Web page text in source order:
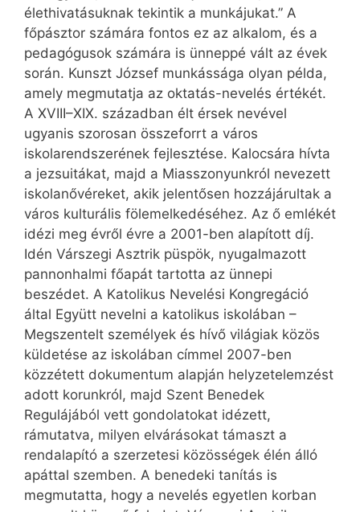
élethivatásuknak tekintik a munkájukat.” A
főpásztor számára fontos ez az alkalom, és a
pedagógusok számára is ünneppé vált az évek
során. Kunszt József munkássága olyan példa,
amely megmutatja az oktatás-nevelés értékét.
A XVIII–XIX. században élt érsek nevével
ugyanis szorosan összeforrt a város
iskolarendszerének fejlesztése. Kalocsára hívta
a jezsuitákat, majd a Miasszonyunkról nevezett
iskolanővéreket, akik jelentősen hozzájárultak a
város kulturális fölemelkedéséhez. Az ő emlékét
idézi meg évről évre a 2001-ben alapított díj.
Idén Várszegi Asztrik püspök, nyugalmazott
pannonhalmi főapát tartotta az ünnepi
beszédet. A Katolikus Nevelési Kongregáció
által Együtt nevelni a katolikus iskolában –
Megszentelt személyek és hívő világiak közös
küldetése az iskolában címmel 2007-ben
közzétett dokumentum alapján helyzetelemzést
adott korunkról, majd Szent Benedek
Regulájából vett gondolatokat idézett,
rámutatva, milyen elvárásokat támaszt a
rendalapító a szerzetesi közösségek élén álló
apáttal szemben. A benedeki tanítás is
megmutatta, hogy a nevelés egyetlen korban